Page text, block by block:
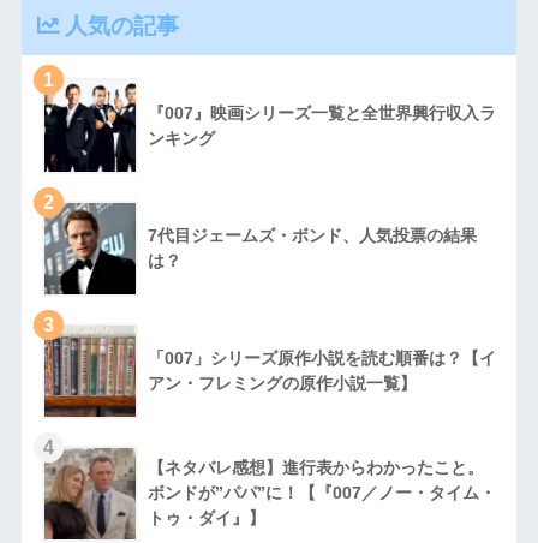
人気の記事
1
『007』映画シリーズ一覧と全世界興行収入ラ
ンキング
2
7代目ジェームズ・ボンド、人気投票の結果
は？
3
「007」シリーズ原作小説を読む順番は？【イ
アン・フレミングの原作小説一覧】
4
【ネタバレ感想】進行表からわかったこと。
ボンドが”パパ”に！【『007／ノー・タイム・
トゥ・ダイ』】